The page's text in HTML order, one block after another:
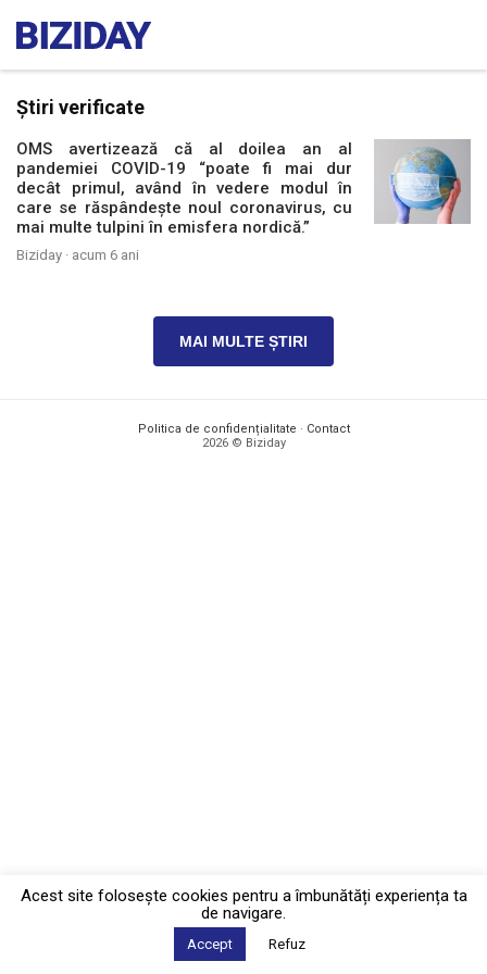
Știri verificate
OMS avertizează că al doilea an al
pandemiei COVID-19 “poate fi mai dur
decât primul, având în vedere modul în
care se răspândește noul coronavirus, cu
mai multe tulpini în emisfera nordică.”
Biziday · acum 6 ani
MAI MULTE ȘTIRI
Politica de confidențialitate · Contact
2026 © Biziday
Acest site foloseşte cookies pentru a îmbunătăți experiența ta
de navigare.
Accept Refuz